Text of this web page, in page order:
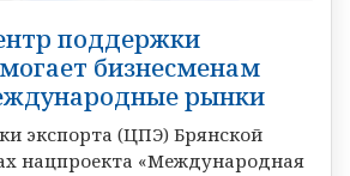
поддержки
бизнесменам
рынки
экспорта (ЦПЭ) Брянской
нацпроекта «Международная